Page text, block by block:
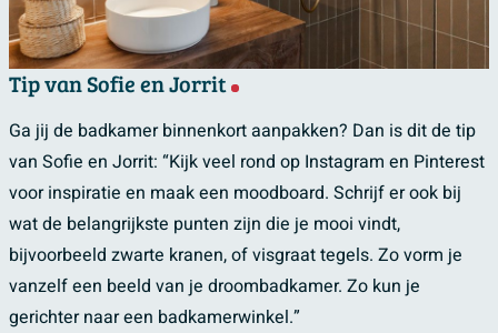
Tip van Sofie en Jorrit
Ga jij de badkamer binnenkort aanpakken? Dan is dit de tip
van Sofie en Jorrit: “Kijk veel rond op Instagram en Pinterest
voor inspiratie en maak een moodboard. Schrijf er ook bij
wat de belangrijkste punten zijn die je mooi vindt,
bijvoorbeeld zwarte kranen, of visgraat tegels. Zo vorm je
vanzelf een beeld van je droombadkamer. Zo kun je
gerichter naar een badkamerwinkel.”